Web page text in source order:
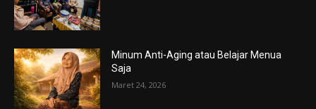
Minum Anti-Aging atau Belajar Menua
Saja
Maret 24, 2026